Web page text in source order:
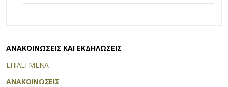
ΑΝΑΚΟΙΝΩΣΕΙΣ ΚΑΙ ΕΚΔΗΛΩΣΕΙΣ
ΕΠΙΛΕΓΜΕΝΑ
ΑΝΑΚΟΙΝΩΣΕΙΣ